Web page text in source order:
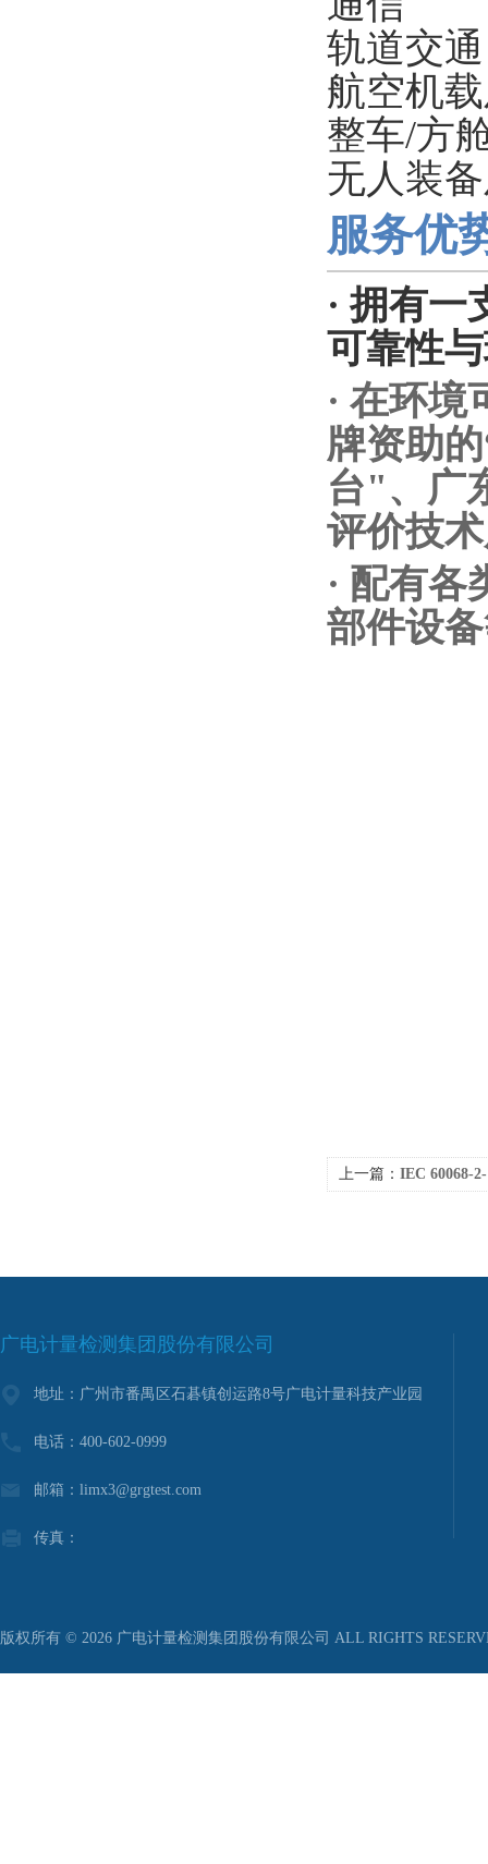
轨道交通
航空机
整车/方
无人装
服务优
· 拥有
可靠性
· 在环
牌资助
台"、广
评价技
· 配有
部件设
上一篇： IEC 60068-2-14 温度
广电计量检测集团股份有限公司
地址：广州市番禺区石碁镇创运路8号广电计量科技产业园
电话：400-602-0999
邮箱：limx3@grgtest.com
传真：
版权所有 © 2026 广电计量检测集团股份有限公司 ALL RIGHTS